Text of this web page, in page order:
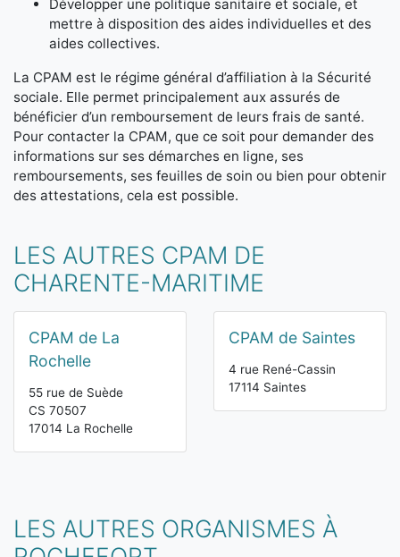
Développer une politique sanitaire et sociale, et
mettre à disposition des aides individuelles et des
aides collectives.
La CPAM est le régime général d’affiliation à la Sécurité
sociale. Elle permet principalement aux assurés de
bénéficier d’un remboursement de leurs frais de santé.
Pour contacter la CPAM, que ce soit pour demander des
informations sur ses démarches en ligne, ses
remboursements, ses feuilles de soin ou bien pour obtenir
des attestations, cela est possible.
LES AUTRES CPAM DE
CHARENTE-MARITIME
CPAM de La
Rochelle
55 rue de Suède
CS 70507
17014 La Rochelle
CPAM de Saintes
4 rue René-Cassin
17114 Saintes
LES AUTRES ORGANISMES À